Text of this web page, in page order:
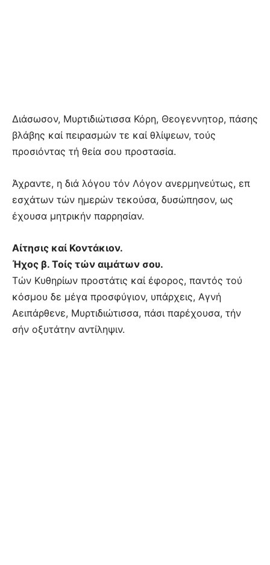
Διάσωσον, Μυρτιδιώτισσα Κόρη, Θεογεννητορ, πάσης
βλάβης καί πειρασμών τε καί θλίψεων, τούς
προσιόντας τή θεία σου προστασία.
Άχραντε, η διά λόγου τόν Λόγον ανερμηνεύτως, επ
εσχάτων τών ημερών τεκούσα, δυσώπησον, ως
έχουσα μητρικήν παρρησίαν.
Αίτησις καί Κοντάκιον.
Ήχος β. Τοίς τών αιμάτων σου.
Τών Κυθηρίων προστάτις καί έφορος, παντός τού
κόσμου δε μέγα προσφύγιον, υπάρχεις, Αγνή
Αειπάρθενε, Μυρτιδιώτισσα, πάσι παρέχουσα, τήν
σήν οξυτάτην αντίληψιν.